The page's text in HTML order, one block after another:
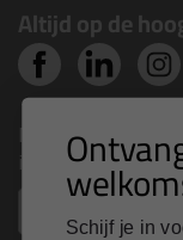
Altijd op de
Nieuws, tips en
inbox
Schijf je in